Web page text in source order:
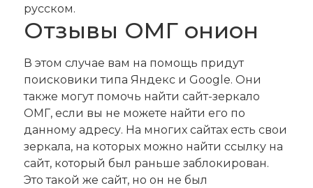
русском.
Отзывы ОМГ онион
В этом случае вам на помощь придут
поисковики типа Яндекс и Google. Они
также могут помочь найти сайт-зеркало
ОМГ, если вы не можете найти его по
данному адресу. На многих сайтах есть свои
зеркала, на которых можно найти ссылку на
сайт, который был раньше заблокирован.
Это такой же сайт, но он не был